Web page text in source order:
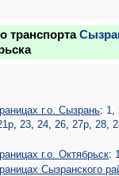
транспорта
г.о. Сызрань: 1,
,23,24,26,27р,28,
г.о. Октябрьск:
Сызранского